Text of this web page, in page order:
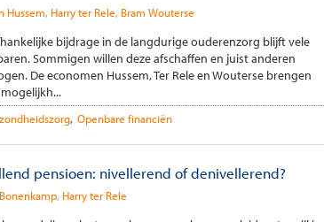
Hussem Harry ter Rele Bram Wouterse
bijdrage in de langdurige ouderenzorg blijft vele
Sommigen willen deze afschaffen en juist anderen
De economen Hussem, Ter Rele en Wouterse brengen
Openbare financiën
pensioen: nivellerend of denivellerend?
Harry ter Rele